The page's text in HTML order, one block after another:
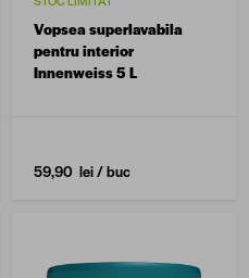
Vopsea superlavabila
pentru interior
Innenweiss 5 L
59,90 lei/ buc